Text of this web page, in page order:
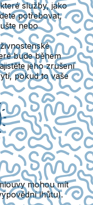
služby, jako
potřebovat,
nebo
bude během
jeho zrušení
pokud to vaše
mohou mít
lhůtu).